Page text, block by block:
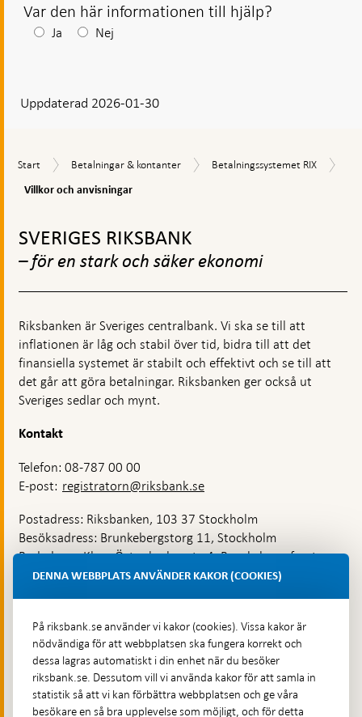
Var den här informationen till hjälp?
Efter
visas
Ja Nej
Uppdaterad 2026-01-30
Start
Start
Betalningar
kontanter
Betalningar & kontanter
Betalningssystemet
Betalningssystemet RIX
Villkor och anvisningar
toppnavigation
SVERIGES RIKSBANK
– för en stark och säker ekonomi
Riksbanken är Sveriges centralbank. Vi ska se till att
inflationen är låg och stabil över tid, bidra till att det
finansiella systemet är stabilt och effektivt och se till att
det går att göra betalningar. Riksbanken ger också ut
Sveriges sedlar och mynt.
Kontakt
Telefon: 08-787 00 00
E-post: registratorn@riksbank.se
Postadress: Riksbanken, 103 37 Stockholm
Besöksadress: Brunkebergstorg 11, Stockholm
Budadress: Klara Östra kyrkogata 4, Brunkebergsfaret,
Lastplats 6
Hitta direkt
Frågor och svar-
Öppnas
DENNA WEBBPLATS ANVÄNDER KAKOR (COOKIES)
På riksbank.se använder vi kakor (cookies). Vissa kakor är
nödvändiga för att webbplatsen ska fungera korrekt och
dessa lagras automatiskt i din enhet när du besöker
riksbank.se. Dessutom vill vi använda kakor för att samla in
statistik så att vi kan förbättra webbplatsen och ge våra
besökare en så bra upplevelse som möjligt, och för detta